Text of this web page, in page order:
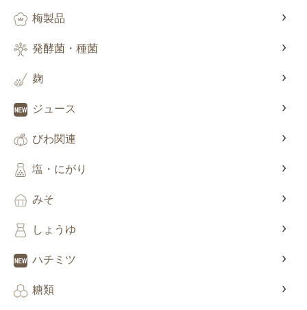
梅製品
発酵菌・種菌
麹
ジュース
びわ関連
塩・にがり
みそ
しょうゆ
ハチミツ
糖類